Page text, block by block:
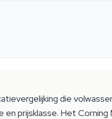
die
prijsklasse. Het